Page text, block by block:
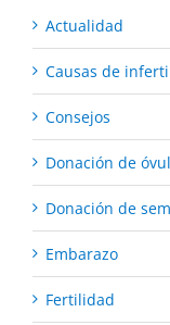
Actualidad
Causas de
Consejos
Donación de
Donación de
Embarazo
Fertilidad